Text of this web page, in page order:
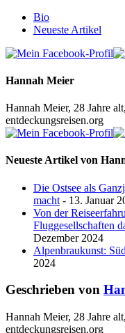
Bio
Neueste Artikel
Hannah Meier
Hannah Meier, 28 Jahre
entdeckungsreisen.org
Neueste Artikel von
Die Ostsee als
macht - 13. Januar
Von der
Fluggesellschaften
Dezember 2024
Alpenbraukunst:
2024
Geschrieben von
Hannah Meier, 28 Jahre
entdeckungsreisen.org